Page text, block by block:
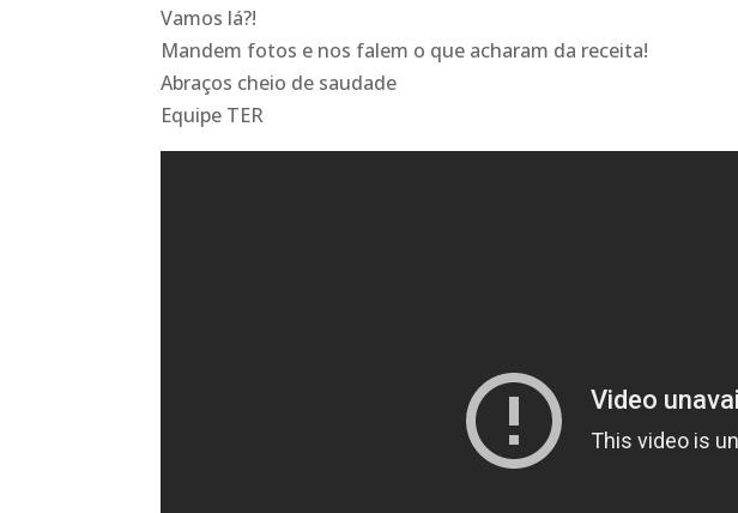
Vamos lá?!
Mandem fotos e nos falem o que acharam da receita!
Abraços cheio de saudade
Equipe TER